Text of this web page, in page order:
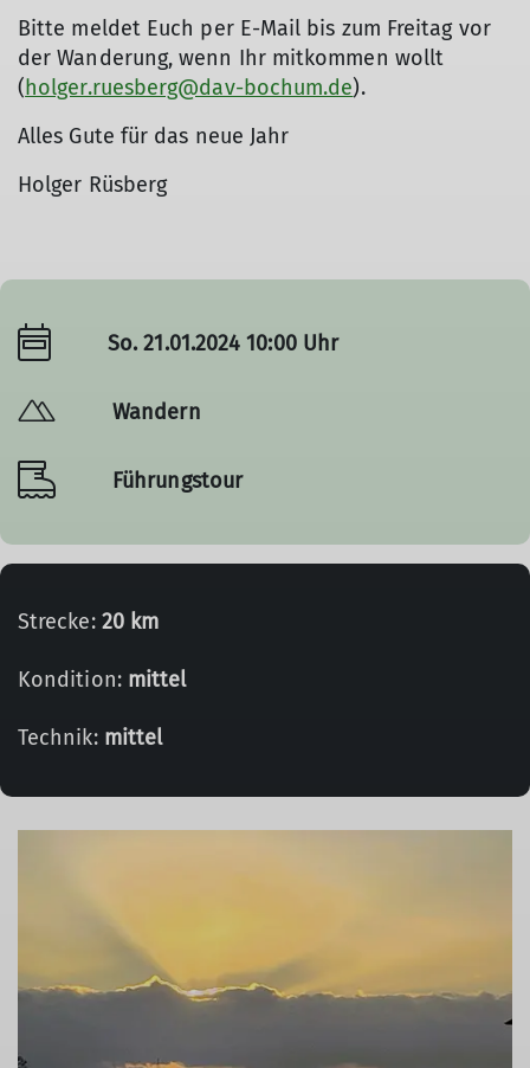
Bitte meldet Euch per E-Mail bis zum Freitag vor
der Wanderung, wenn Ihr mitkommen wollt
(holger.ruesberg@dav-bochum.de).
Alles Gute für das neue Jahr
Holger Rüsberg
So. 21.01.2024 10:00 Uhr
Wandern
Führungstour
Strecke: 20 km
Kondition: mittel
Technik: mittel